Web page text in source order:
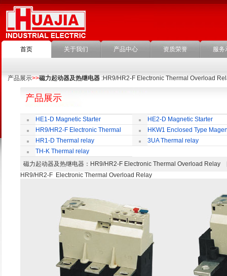
首页 关于我们 产品中心 资质荣誉 服务
产品展示>>磁力起动器及热继电器 :HR9/HR2-F Electronic Thermal Overload
产品展示
HE1-D Magnetic Starter
HE2-D Magnetic Starter
HR9/HR2-F Electronic Thermal
Overload Relay
HKW1 Enclosed Type
Switch
HR1-D Thermal relay
3UA Thermal relay
TH-K Thermal relay
磁力起动器及热继电器 ：HR9/HR2-F Electronic Thermal Overload
HR9/HR2-F Electronic Thermal Overload Relay